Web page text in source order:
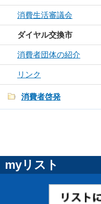
消費生活審議会
ダイヤル交換市
消費者団体の紹介
リンク
消費者啓発
myリスト